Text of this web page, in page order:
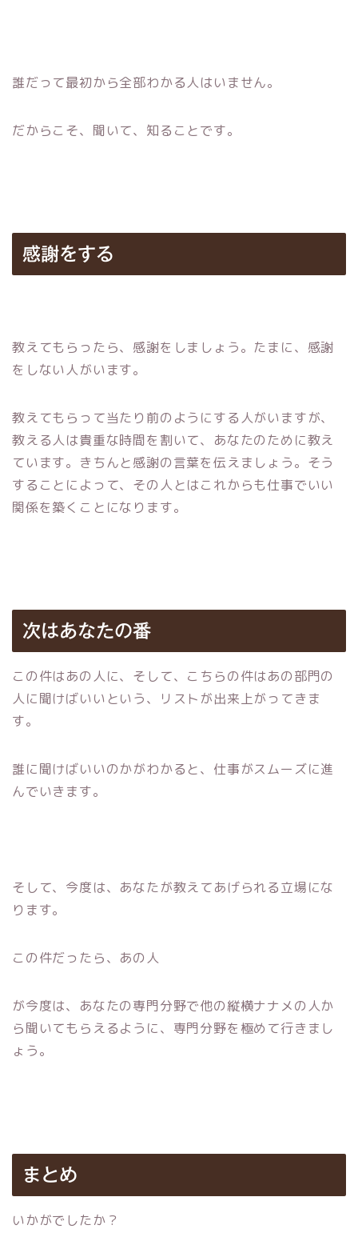
誰だって最初から全部わかる人はいません。
だからこそ、聞いて、知ることです。
感謝をする
教えてもらったら、感謝をしましょう。たまに、感謝
をしない人がいます。
教えてもらって当たり前のようにする人がいますが、
教える人は貴重な時間を割いて、あなたのために教え
ています。きちんと感謝の言葉を伝えましょう。そう
することによって、その人とはこれからも仕事でいい
関係を築くことになります。
次はあなたの番
この件はあの人に、そして、こちらの件はあの部門の
人に聞けばいいという、リストが出来上がってきま
す。
誰に聞けばいいのかがわかると、仕事がスムーズに進
んでいきます。
そして、今度は、あなたが教えてあげられる立場にな
ります。
この件だったら、あの人
が今度は、あなたの専門分野で他の縦横ナナメの人か
ら聞いてもらえるように、専門分野を極めて行きまし
ょう。
まとめ
いかがでしたか？